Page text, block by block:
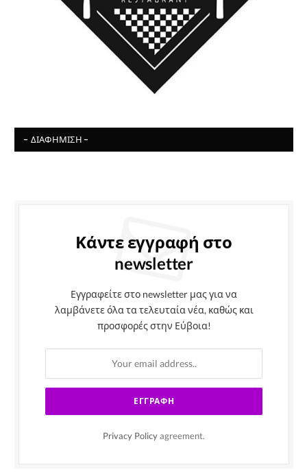
- ΔΙΑΦΉΜΙΣΗ -
Κάντε εγγραφή στο
newsletter
Εγγραφείτε στο newsletter μας για να
λαμβάνετε όλα τα τελευταία νέα, καθώς και
προσφορές στην Εύβοια!
Privacy Policy agreement.